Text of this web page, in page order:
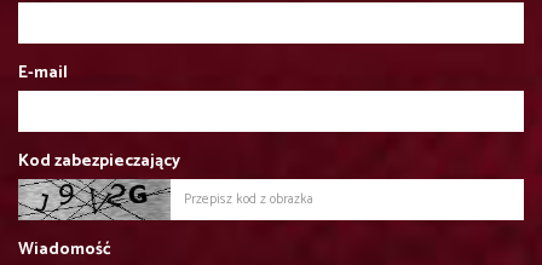
E-mail
Kod zabezpieczający
Wiadomość